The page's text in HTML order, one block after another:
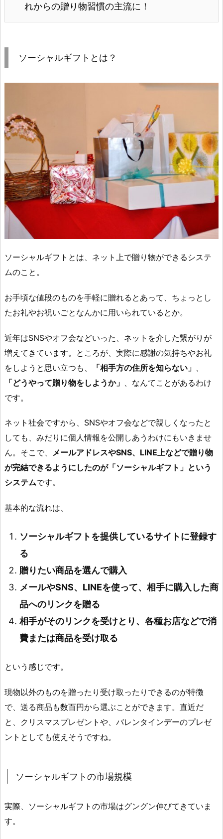
れからの贈り物習慣の主流に！
ソーシャルギフトとは？
ソーシャルギフトとは、ネット上で贈り物ができるシステ
ムのこと。
お手頃な値段のものを手軽に贈れるとあって、ちょっとし
たお礼やお祝いごとなんかに用いられているとか。
近年はSNSやオフ会などいった、ネットを介した繋がりが
増えてきています。ところが、実際に感謝の気持ちやお礼
をしようと思い立つも、
「相手方の住所を知らない」
「どうやって贈り物をしようか」
、なんてことがあるわけ
です。
ネット社会ですから、SNSやオフ会などで親しくなったと
しても、みだりに個人情報を公開しあうわけにもいきませ
ん。そこで、 メールアドレスやSNS、LINE上などで贈り物
が完結できるようにしたのが「ソーシャルギフト」という
システムです。
基本的な流れは、
ソーシャルギフトを提供しているサイトに登録す
る
贈りたい商品を選んで購入
メールやSNS、LINEを使って、相手に購入した商
品へのリンクを贈る
相手がそのリンクを受けとり、各種お店などで消
費または商品を受け取る
という感じです。
現物以外のものを贈ったり受け取ったりできるのが特徴
で、送る商品も数百円から選ぶことができます。直近だ
と、クリスマスプレゼントや、バレンタインデーのプレゼ
ントとしても使えそうですね。
ソーシャルギフトの市場規模
実際、ソーシャルギフトの市場はグングン伸びてきていま
す。